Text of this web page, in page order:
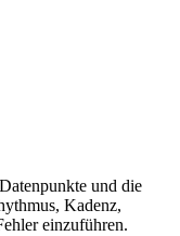
und die
Kadenz,
einzuführen.